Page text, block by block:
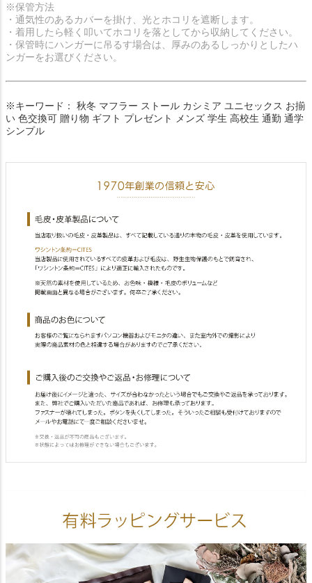
※保管方法
・通気性のあるカバーを掛け、光とホコリを遮断します。
・着用したら軽く叩いてホコリを落としてから収納してください。
・保管時にハンガーに吊るす場合は、厚みのあるしっかりとしたハ
ンガーをお選びください。
※キーワード： 秋冬 マフラー ストール カシミア ユニセックス お揃
い 色交換可 贈り物 ギフト プレゼント メンズ 学生 高校生 通勤 通学
シンプル